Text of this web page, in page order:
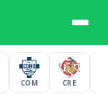
COM CRE